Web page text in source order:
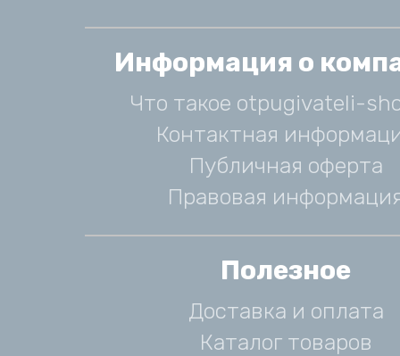
Информация о
Что такое otpugivateli-
Контактная
Публичная оферта
Правовая
Полезное
Доставка и оплата
Каталог товаров